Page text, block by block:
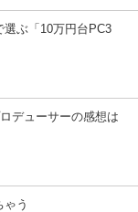
ぶ「10万円台PC3
デューサーの感想は
う